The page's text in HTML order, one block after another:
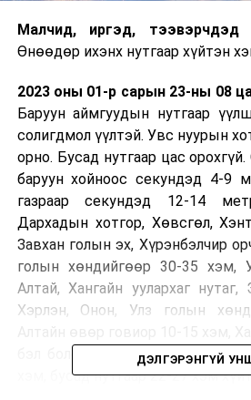
Малчид, иргэд, тээвэрчдэд
Өнөөдөр ихэнх нутгаар хүйтэн
2023 оны 01-р сарын 23-ны 08
Баруун аймгуудын нутгаар
солигдмол үүлтэй. Увс нуурын
орно. Бусад нутгаар цас
баруун хойноос секундэд 4-9
газраар секундэд 12-14
Дархадын хотгор, Хөвсгөл,
Завхан голын эх, Хүрэнбэлчир
голын хөндийгөөр 30-35 хэм,
Алтай, Хангайн уулархаг нутаг,
Хэрлэн, Онон, Улз голын
бэл болон говийн бүс нутгийн
хэм, бусад нутгаар 22-27 хэм
ДЭЛГЭРЭНГҮЙ